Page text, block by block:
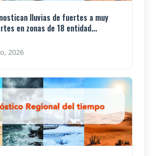
lluvias de fuertes a muy
en zonas de 18 entidad...
2026